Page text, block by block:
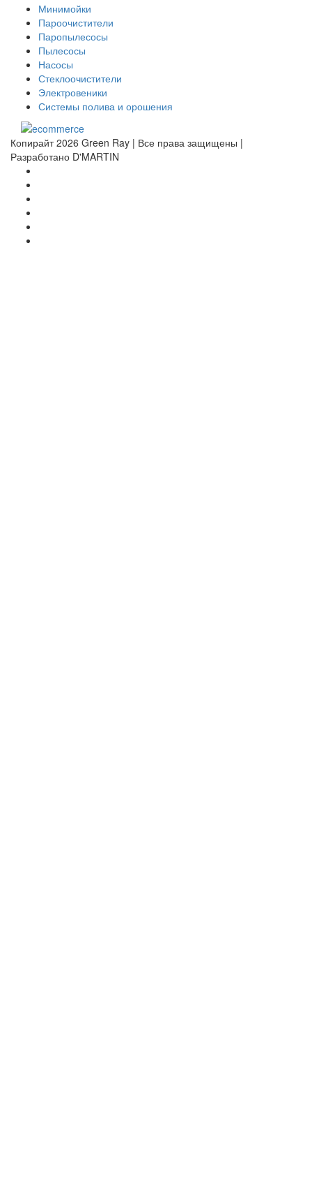
Минимойки
Пароочистители
Паропылесосы
Пылесосы
Насосы
Стеклоочистители
Электровеники
Системы полива и орошения
Копирайт 2026 Green Ray | Все права защищены |
Разработано D'MARTIN